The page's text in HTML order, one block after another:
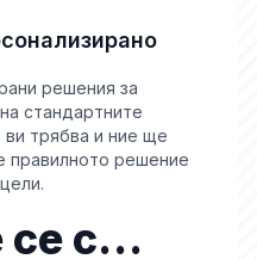
решения за
стандартните
трябва и ние ще
правилното решение
с